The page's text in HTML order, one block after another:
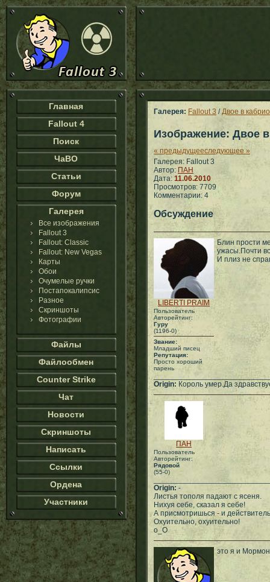
Главная
Fallout 4
Поиск
ЧаВО
Статьи
Форум
Галерея
Все изображения
Fallout 3
Fallout: Classic
Fallout: New Vegas
Карты
Обои
Очумелые ручки
Постапокалипсис
Разное
Скриншоты
Фотографии
Файлы
Файлообмен
Counter Strike
Чат
Новости
Скриншоты
Написать
Ссылки
Ордена
Участники
Галерея: Fallout 3 /Двое в
Изображение: Двое
« предыдущееследующее »
Галерея: Fallout 3
Автор: ПАН
Дата: 11.06.2010
Просмотров: 7709
Комментарии: 4
Обсуждение
LIBERTI PRAIM
Пользователь
Авторейтинг:
Гуру
(1196-0)
Звание:
Младший писец
Репутация:
Просто хороший
парень
Блин прости
ужасы.Почти
И плиз не
Origin: Король умер.Да
ПАН
Пользователь
Авторейтинг:
Рядовой
(55-0)
Origin: -
Листья тополя падают с ясеня.
Нихуя себе, сказал я себе!
А присмотришься - и
Охуительно, охуительно!
о_О
это я и Мормон